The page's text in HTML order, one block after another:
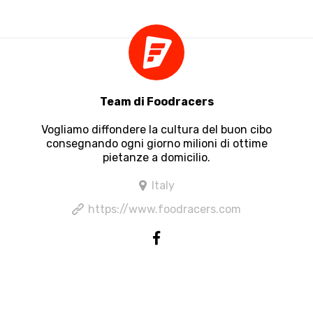
Team di Foodracers
Vogliamo diffondere la cultura del buon cibo
consegnando ogni giorno milioni di ottime
pietanze a domicilio.
Italy
https://www.foodracers.com